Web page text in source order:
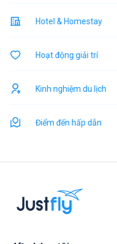
Hotel & Homestay
Hoạt động giải trí
Kinh nghiệm du lịch
Điểm đến hấp dẫn